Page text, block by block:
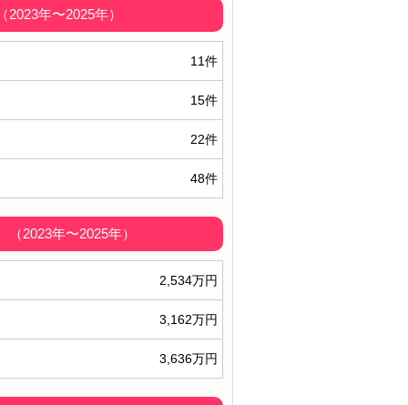
年〜2025年）
11件
15件
22件
48件
2023年〜2025年）
2,534万円
3,162万円
3,636万円